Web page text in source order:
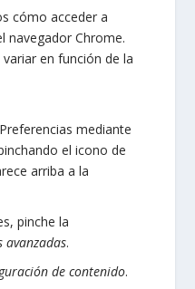
cómo acceder a
navegadorChrome.
en función de la
mediante
el icono de
arriba a la
pinche la
avanzadas.
de contenido.